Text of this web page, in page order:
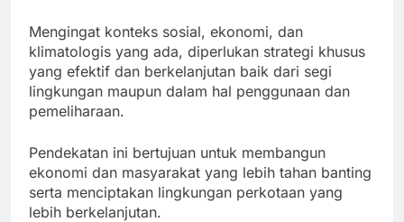
Mengingat konteks sosial, ekonomi, dan
klimatologis yang ada, diperlukan strategi khusus
yang efektif dan berkelanjutan baik dari segi
lingkungan maupun dalam hal penggunaan dan
pemeliharaan.
Pendekatan ini bertujuan untuk membangun
ekonomi dan masyarakat yang lebih tahan banting
serta menciptakan lingkungan perkotaan yang
lebih berkelanjutan.